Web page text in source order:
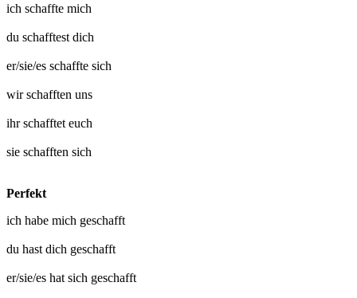
ich schaffte mich
du schafftest dich
er/sie/es schaffte sich
wirschafften uns
ihrschafftet euch
sie schafften sich
Perfekt
ich habe mich geschafft
du hast dich geschafft
er/sie/es hat sich geschafft